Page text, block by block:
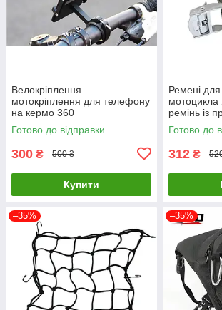
Велокріплення
мотокріплення для телефону
на кермо 360
Готово до відправки
300 ₴ 500 ₴
Купити
Ремені
мотоцикла
ремінь із
ендуро
Готово до
312 ₴
–35% –35%